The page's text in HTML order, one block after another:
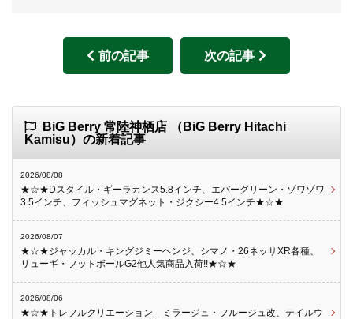
前の記事 次の記事
BiG Berry 常陸神栖店 （BiG Berry Hitachi
Kamisu）の新着記事
2026/08/08
★☆★Dスタイル・ギーラカンス5.8インチ、エバーグリーン・ゾワゾワ
3.5インチ、フィッシュマグネット・ジクシー4.5インチ★☆★
2026/08/07
★☆★ジャッカル・キングジミーヘンジ、シマノ・26ネッサXR各種、
リューギ・フットボールG2他人気商品入荷!!★☆★
2026/08/06
★☆★トレフルクリエーション ミラージュ・フルージュ改、テイルウ